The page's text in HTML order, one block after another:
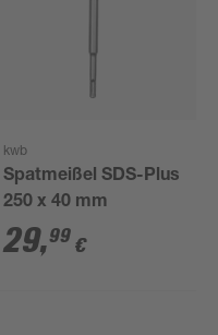
kwb
Spatmeißel SDS-Plus
250 x 40 mm
29,99 €